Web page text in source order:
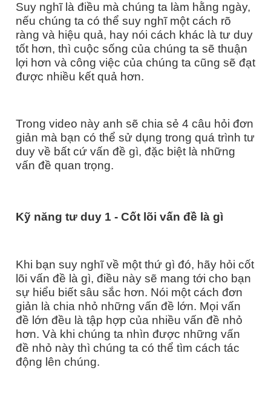
Suy nghĩ là điều mà chúng ta làm hằng ngày,
nếu chúng ta có thể suy nghĩ một cách rõ
ràng và hiệu quả, hay nói cách khác là tư duy
tốt hơn, thì cuộc sống của chúng ta sẽ thuận
lợi hơn và công việc của chúng ta cũng sẽ đạt
được nhiều kết quả hơn.
Trong video này anh sẽ chia sẻ 4 câu hỏi đơn
giản mà bạn có thể sử dụng trong quá trình tư
duy về bất cứ vấn đề gì, đặc biệt là những
vấn đề quan trọng.
Kỹ năng tư duy 1 - Cốt lõi vấn đề là gì
Khi bạn suy nghĩ về một thứ gì đó, hãy hỏi cốt
lõi vấn đề là gì, điều này sẽ mang tới cho bạn
sự hiểu biết sâu sắc hơn. Nói một cách đơn
giản là chia nhỏ những vấn đề lớn. Mọi vấn
đề lớn đều là tập hợp của nhiều vấn đề nhỏ
hơn. Và khi chúng ta nhìn được những vấn
đề nhỏ này thì chúng ta có thể tìm cách tác
động lên chúng.